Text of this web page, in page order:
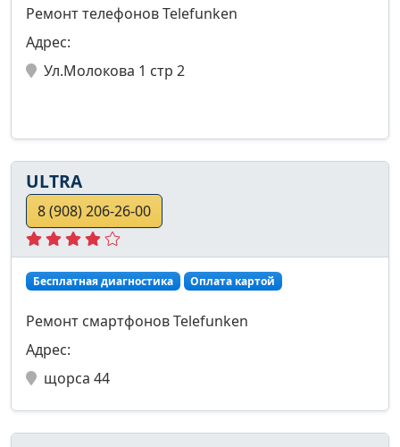
Ремонт телефонов Telefunken
Адрес:
Ул.Молокова 1 стр 2
ULTRA
8 (908) 206-26-00
Бесплатная диагностика Оплата картой
Ремонт смартфонов Telefunken
Адрес:
щорса 44